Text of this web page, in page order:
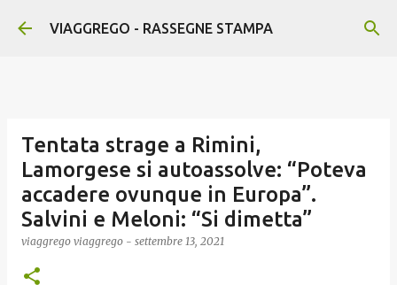
Passa ai contenuti principali
VIAGGREGO - RASSEGNE STAMPA
Tentata strage a Rimini,
Lamorgese si autoassolve: “Poteva
accadere ovunque in Europa”.
Salvini e Meloni: “Si dimetta”
viaggrego viaggrego - settembre 13, 2021